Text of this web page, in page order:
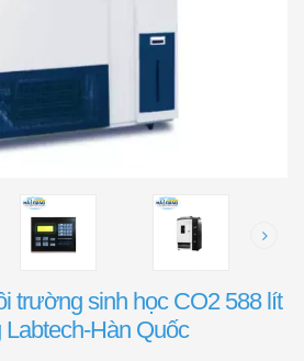
trường sinh học CO2 588 lít
Hàn Quốc